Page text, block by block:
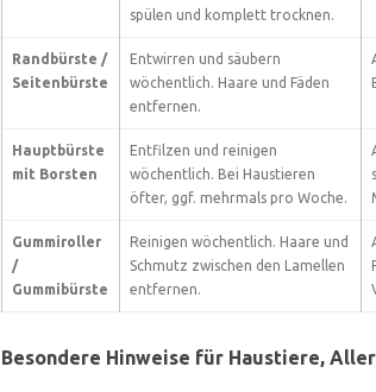
spülen und komplett trocknen.
Randbürste /
Seitenbürste
Entwirren und säubern
wöchentlich. Haare und Fäden
entfernen.
Hauptbürste
mit Borsten
Entfilzen und reinigen
wöchentlich. Bei Haustieren
öfter, ggf. mehrmals pro Woche.
Gummiroller
/
Gummibürste
Reinigen wöchentlich. Haare und
Schmutz zwischen den Lamellen
entfernen.
Besondere Hinweise für Haustiere,